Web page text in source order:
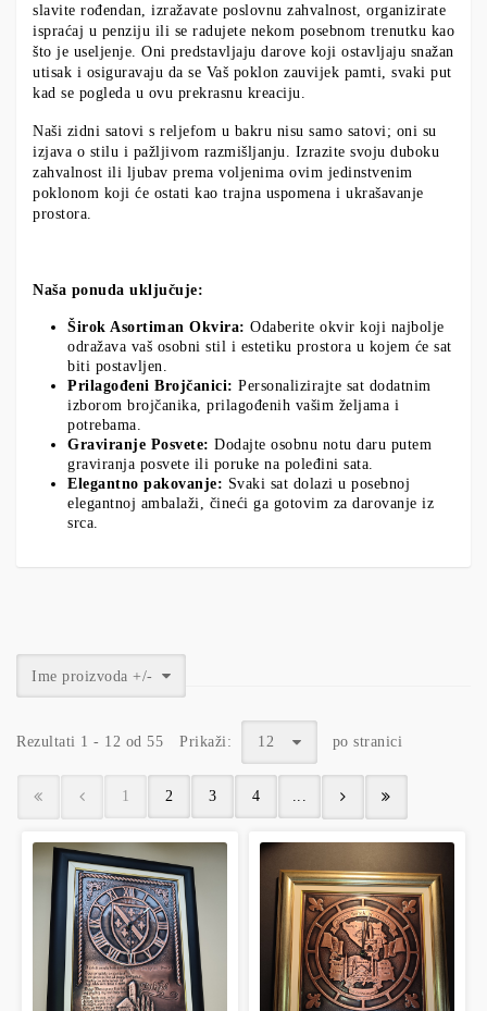
slavite rođendan, izražavate poslovnu zahvalnost, organizirate
ispraćaj u penziju ili se radujete nekom posebnom trenutku kao
što je useljenje. Oni predstavljaju darove koji ostavljaju snažan
utisak i osiguravaju da se Vaš poklon zauvijek pamti, svaki put
kad se pogleda u ovu prekrasnu kreaciju.
Naši zidni satovi s reljefom u bakru nisu samo satovi; oni su
izjava o stilu i pažljivom razmišljanju. Izrazite svoju duboku
zahvalnost ili ljubav prema voljenima ovim jedinstvenim
poklonom koji će ostati kao trajna uspomena i ukrašavanje
prostora.
Naša ponuda uključuje:
Širok Asortiman Okvira: Odaberite okvir koji najbolje
odražava vaš osobni stil i estetiku prostora u kojem će sat
biti postavljen.
Prilagođeni Brojčanici: Personalizirajte sat dodatnim
izborom brojčanika, prilagođenih vašim željama i
potrebama.
Graviranje Posvete: Dodajte osobnu notu daru putem
graviranja posvete ili poruke na poleđini sata.
Elegantno pakovanje: Svaki sat dolazi u posebnoj
elegantnoj ambalaži, čineći ga gotovim za darovanje iz
srca.
Ime proizvoda +/-
Rezultati 1 - 12 od 55 Prikaži: 12 po stranici
1 2 3 4 ...